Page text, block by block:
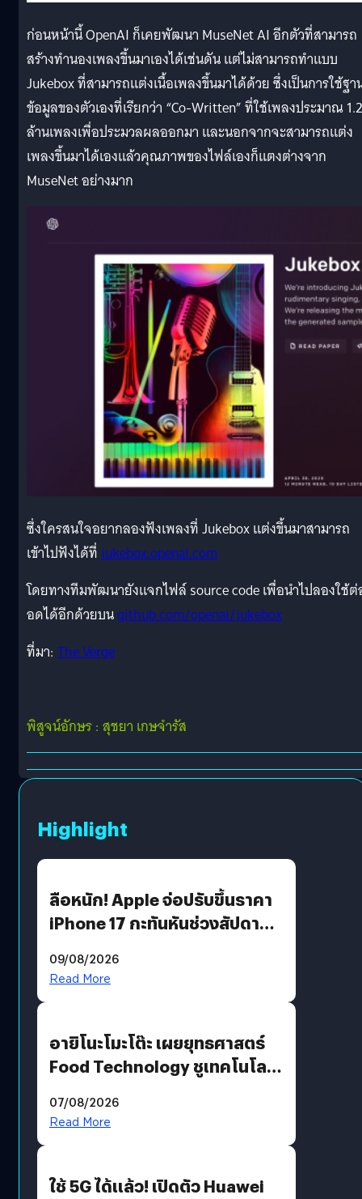
ก่อนหน้านี้ OpenAI ก็เคยพัฒนา MuseNet AI อีกตัวที่สามารถ
สร้างทำนองเพลงขึ้นมาเองได้เช่นดัน แต่ไม่สามารถทำแบบ
Jukebox ที่สามารถแต่งเนื้อเพลงขึ้นมาได้ด้วย ซึ่งเป็นการใช้ฐา
ข้อมูลของตัวเองที่เรียกว่า “Co-Written” ที่ใช้เพลงประมาณ 1.2
ล้านเพลงเพื่อประมวลผลออกมา และนอกจากจะสามารถแต่ง
เพลงขึ้นมาได้เองแล้วคุณภาพของไฟล์เองก็แตงต่างจาก
MuseNet อย่างมาก
ซึ่งใครสนใจอยากลองฟังเพลงที่ Jukebox แต่งขึ้นมาสามารถ
เข้าไปฟังได้ที่jukebox.openai.com
โดยทางทีมพัฒนายังแจกไฟล์ source code เพื่อนำไปลองใช้
อดได้อีกด้วยบนgithub.com/openai/jukebox
ที่มา: The Verge
พิสูจน์อักษร : สุชยา เกษจำรัส
Highlight
ลือหนัก! Apple จ่อปรับขึ้นราคา
iPhone 17 กะทันหันช่วงสัปดาห์ที่
09/08/2026
Read More
อายิโนะโมะโต๊ะ เผยยุทธศาสตร์
Food Technology ชูเทคโนโลยี
บริโภคและ B2B
07/08/2026
Read More
ใช้ 5G ได้แล้ว! เปิดตัว Huawei